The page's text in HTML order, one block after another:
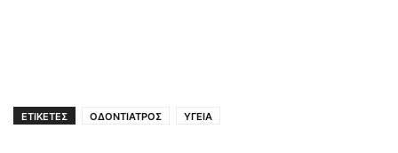
ΕΤΙΚΕΤΕΣ ΟΔΟΝΤΙΑΤΡΟΣ ΥΓΕΙΑ